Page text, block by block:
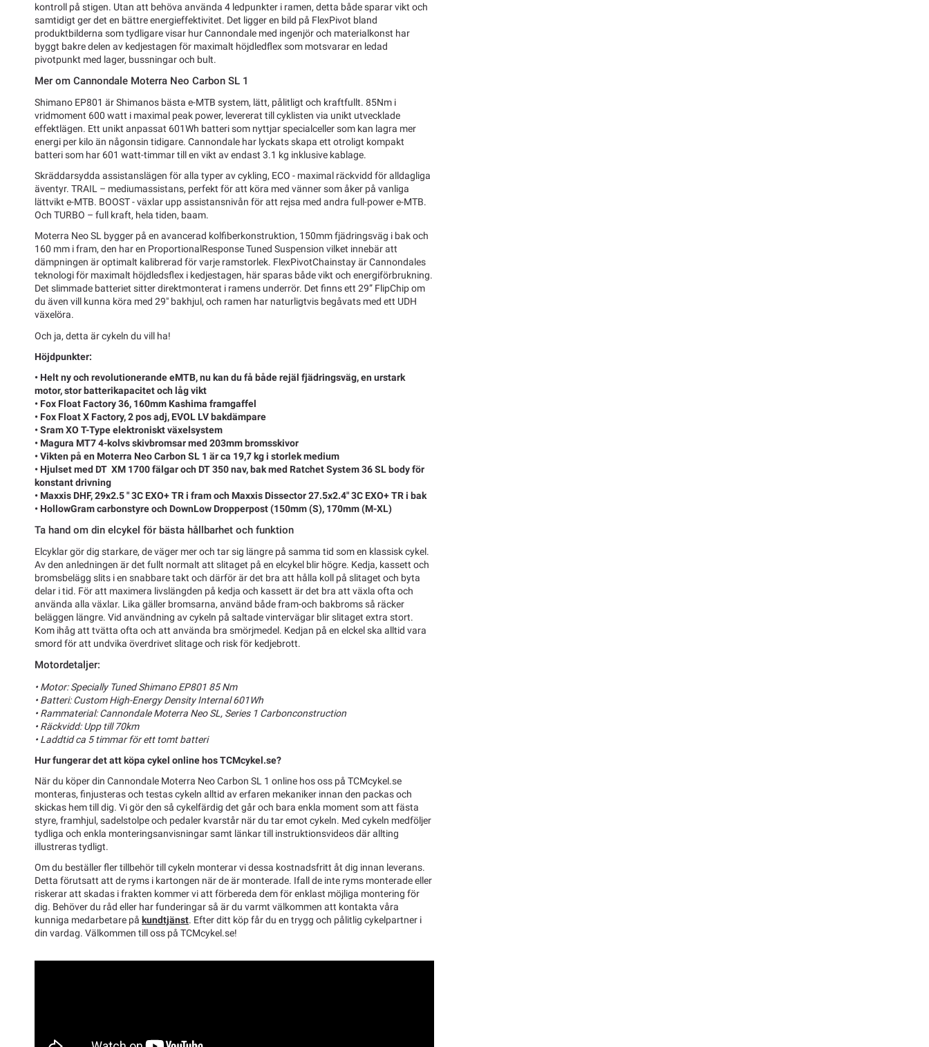
kontroll på stigen. Utan att behöva använda 4 ledpunkter i ramen, detta både sparar vikt och
samtidigt ger det en bättre energieffektivitet. Det ligger en bild på FlexPivot bland
produktbilderna som tydligare visar hur Cannondale med ingenjör och materialkonst har
byggt bakre delen av kedjestagen för maximalt höjdledflex som motsvarar en ledad
pivotpunkt med lager, bussningar och bult.
Mer om Cannondale Moterra Neo Carbon SL 1
Shimano EP801 är Shimanos bästa e-MTB system, lätt, pålitligt och kraftfullt. 85Nm i
vridmoment 600 watt i maximal peak power, levererat till cyklisten via unikt utvecklade
effektlägen. Ett unikt anpassat 601Wh batteri som nyttjar specialceller som kan lagra mer
energi per kilo än någonsin tidigare. Cannondale har lyckats skapa ett otroligt kompakt
batteri som har 601 watt-timmar till en vikt av endast 3.1 kg inklusive kablage.
Skräddarsydda assistanslägen för alla typer av cykling, ECO - maximal räckvidd för alldagliga
äventyr. TRAIL – mediumassistans, perfekt för att köra med vänner som åker på vanliga
lättvikt e-MTB. BOOST - växlar upp assistansnivån för att rejsa med andra full-power e-MTB.
Och TURBO – full kraft, hela tiden, baam.
Moterra Neo SL bygger på en avancerad kolfiberkonstruktion, 150mm fjädringsväg i bak och
160 mm i fram, den har en ProportionalResponse Tuned Suspension vilket innebär att
dämpningen är optimalt kalibrerad för varje ramstorlek. FlexPivotChainstay är Cannondales
teknologi för maximalt höjdledsflex i kedjestagen, här sparas både vikt och energiförbrukning.
Det slimmade batteriet sitter direktmonterat i ramens underrör. Det finns ett 29” FlipChip om
du även vill kunna köra med 29" bakhjul, och ramen har naturligtvis begåvats med ett UDH
växelöra.
Och ja, detta är cykeln du vill ha!
Höjdpunkter:
• Helt ny och revolutionerande eMTB, nu kan du få både rejäl fjädringsväg, en urstark
motor, stor batterikapacitet och låg vikt
• Fox Float Factory 36, 160mm Kashima framgaffel
• Fox Float X Factory, 2 pos adj, EVOL LV bakdämpare
• Sram XO T-Type elektroniskt växelsystem
• Magura MT7 4-kolvs skivbromsar med 203mm bromsskivor
• Vikten på en Moterra Neo Carbon SL 1 är ca 19,7 kg i storlek medium
• Hjulset med DT XM 1700 fälgar och DT 350 nav, bak med Ratchet System 36 SL body för
konstant drivning
• Maxxis DHF, 29x2.5 " 3C EXO+ TR i fram och Maxxis Dissector 27.5x2.4" 3C EXO+ TR i bak
• HollowGram carbonstyre och DownLow Dropperpost (150mm (S), 170mm (M-XL)
Ta hand om din elcykel för bästa hållbarhet och funktion
Elcyklar gör dig starkare, de väger mer och tar sig längre på samma tid som en klassisk cykel.
Av den anledningen är det fullt normalt att slitaget på en elcykel blir högre. Kedja, kassett och
bromsbelägg slits i en snabbare takt och därför är det bra att hålla koll på slitaget och byta
delar i tid. För att maximera livslängden på kedja och kassett är det bra att växla ofta och
använda alla växlar. Lika gäller bromsarna, använd både fram-och bakbroms så räcker
beläggen längre. Vid användning av cykeln på saltade vintervägar blir slitaget extra stort.
Kom ihåg att tvätta ofta och att använda bra smörjmedel. Kedjan på en elckel ska alltid vara
smord för att undvika överdrivet slitage och risk för kedjebrott.
Motordetaljer:
• Motor: Specially Tuned Shimano EP801 85 Nm
• Batteri: Custom High-Energy Density Internal 601Wh
• Rammaterial: Cannondale Moterra Neo SL, Series 1 Carbonconstruction
• Räckvidd: Upp till 70km
• Laddtid ca 5 timmar för ett tomt batteri
Hur fungerar det att köpa cykel online hos TCMcykel.se?
När du köper din Cannondale Moterra Neo Carbon SL 1 online hos oss på TCMcykel.se
monteras, finjusteras och testas cykeln alltid av erfaren mekaniker innan den packas och
skickas hem till dig. Vi gör den så cykelfärdig det går och bara enkla moment som att fästa
styre, framhjul, sadelstolpe och pedaler kvarstår när du tar emot cykeln. Med cykeln medföljer
tydliga och enkla monteringsanvisningar samt länkar till instruktionsvideos där allting
illustreras tydligt.
Om du beställer fler tillbehör till cykeln monterar vi dessa kostnadsfritt åt dig innan leverans.
Detta förutsatt att de ryms i kartongen när de är monterade. Ifall de inte ryms monterade eller
riskerar att skadas i frakten kommer vi att förbereda dem för enklast möjliga montering för
dig. Behöver du råd eller har funderingar så är du varmt välkommen att kontakta våra
kunniga medarbetare på kundtjänst. Efter ditt köp får du en trygg och pålitlig cykelpartner i
din vardag. Välkommen till oss på TCMcykel.se!